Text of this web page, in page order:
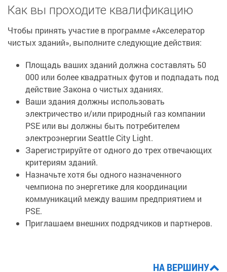
Как вы проходите квалификацию
Чтобы принять участие в программе «Акселератор
чистых зданий», выполните следующие действия:
Площадь ваших зданий должна составлять 50
000 или более квадратных футов и подпадать под
действие Закона о чистых зданиях.
Ваши здания должны использовать
электричество и/или природный газ компании
PSE или вы должны быть потребителем
электроэнергии Seattle City Light.
Зарегистрируйте от одного до трех отвечающих
критериям зданий.
Назначьте хотя бы одного назначенного
чемпиона по энергетике для координации
коммуникаций между вашим предприятием и
PSE.
Приглашаем внешних подрядчиков и партнеров.
НА ВЕРШИНУ